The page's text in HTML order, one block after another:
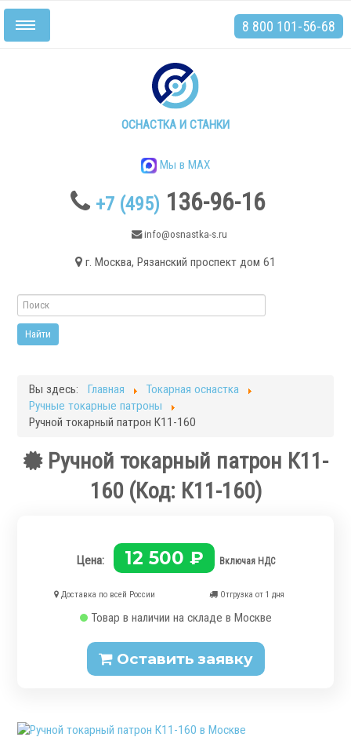
ОСНАСТКА И СТАНКИ
Мы в MAX
+7 (495) 136-96-16
info@osnastka-s.ru
г. Москва, Рязанский проспект дом 61
Включить/
выключить
8 800 101-56-68
Токарные станки
Токарные станки с ЧПУ
Плоскошлифовальные станки
Запчасти для станков
Токарная оснастка
Ручные токарные патроны
Гидроцилиндры
Вы здесь: Главная
Токарная оснастка
Ручные токарные патроны
Ручной токарный патрон К11-160
Ручной токарный патрон К11-
160 (Код: К11-160)
Цена: 12 500 ₽ Включая НДС
Доставка по всей России Отгрузка от 1 дня
Товар в наличии на складе в Москве
Оставить заявку